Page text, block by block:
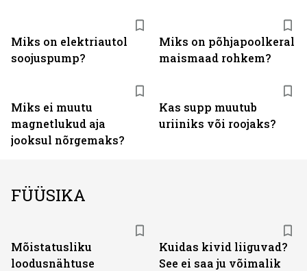
Miks on elektriautol
soojuspump?
Miks on põhjapoolkeral
maismaad rohkem?
Miks ei muutu
magnetlukud aja
jooksul nõrgemaks?
Kas supp muutub
uriiniks või roojaks?
FÜÜSIKA
Mõistatusliku
loodusnähtuse
Kuidas kivid liiguvad?
See ei saa ju võimalik